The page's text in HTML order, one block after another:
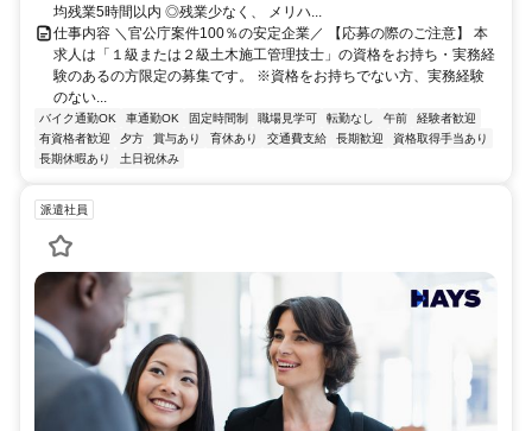
均残業5時間以内 ◎残業少なく、 メリハ...
仕事内容 ＼官公庁案件100％の安定企業／ 【応募の際のご注意】 本
求人は「１級または２級土木施工管理技士」の資格をお持ち・実務経
験のあるの方限定の募集です。 ※資格をお持ちでない方、実務経験
のない...
バイク通勤OK 車通勤OK 固定時間制 職場見学可 転勤なし 午前
経験者歓迎
有資格者歓迎
夕方 賞与あり 育休あり 交通費支給 長期歓迎
資格取得手当あり
長期休暇あり
土日祝休み
派遣社員